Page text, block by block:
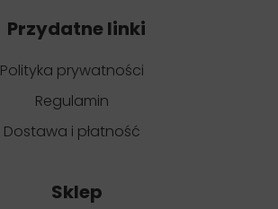
Przydatne linki
Polityka prywatności
Regulamin
Dostawa i płatność
Sklep